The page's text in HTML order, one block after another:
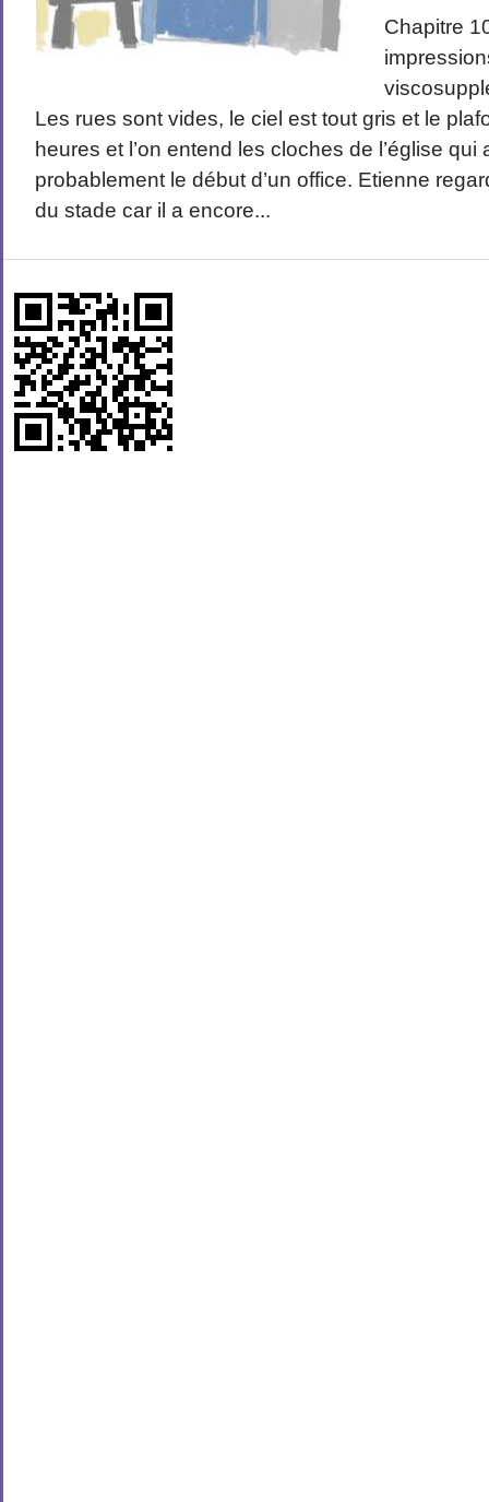
Chapitre
Les rues sont vides, le ciel est tout gris et le
heures et l’on entend les cloches de l’église qui
probablement le début d’un office. Etienne
du stade car il a encore...